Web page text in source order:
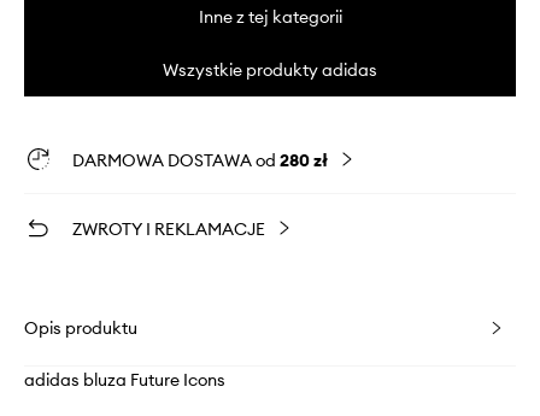
Inne z tej kategorii
Wszystkie produkty adidas
DARMOWA DOSTAWA od 280 zł
ZWROTY I REKLAMACJE
Opis produktu
adidas bluza Future Icons